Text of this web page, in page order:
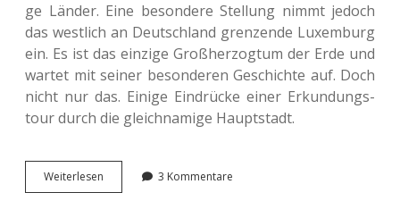
ge Länder. Eine beson­de­re Stel­lung nimmt jedoch
das west­lich an Deutsch­land gren­zen­de Luxem­burg
ein. Es ist das ein­zi­ge Groß­her­zog­tum der Erde und
wartet mit seiner beson­de­ren Geschich­te auf. Doch
nicht nur das. Einige Ein­drü­cke einer Erkun­dungs­
tour durch die gleich­na­mi­ge Hauptstadt.
Wei­ter­le­sen
som­
3 Kommentare